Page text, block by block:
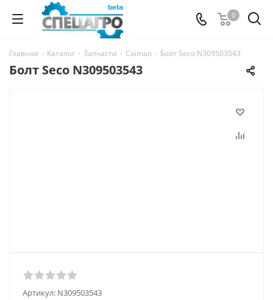
0
Главная - Каталог - Запчасти - Caiman - Болт Seco N309503543
Болт Seco N309503543
Артикул: N309503543